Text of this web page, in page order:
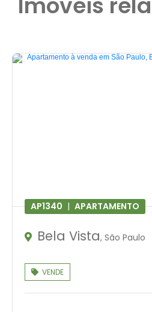
AP1340 | APARTAMENTO
Bela Vista, São Paulo
VENDE